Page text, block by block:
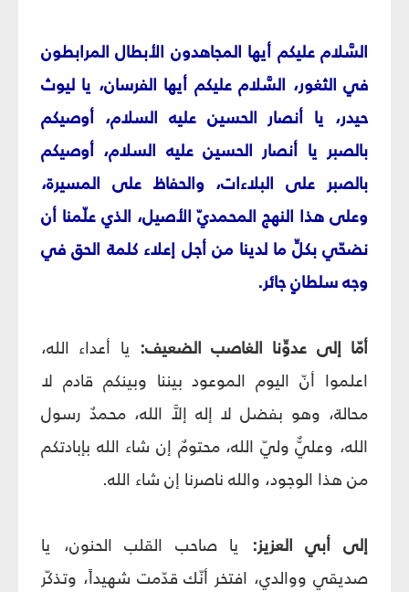
السَّلام عليكم أيها المجاهدون الأبطال المرابطون
في الثغور، السَّلام عليكم أيها الفرسان، يا ليوث
حيدر، يا أنصار الحسين عليه السلام، أوصيكم
بالصبر يا أنصار الحسين عليه السلام، أوصيكم
بالصبر على البلاءات، والحفاظ على المسيرة،
وعلى هذا النهج المحمديّ الأصيل، الذي علّمنا أن
نضحّي بكلِّ ما لدينا من أجل إعلاء كلمة الحق في
وجه سلطانٍ جائر.
أمّا إلى عدوِّنا الغاصب الضعيف: يا أعداء الله،
اعلموا أنّ اليوم الموعود بيننا وبينكم قادم لا
محالة، وهو بفضل لا إله إلاَّ الله، محمدٌ رسول
الله، وعليٌّ وليّ الله، محتومٌ إن شاء الله بإبادتكم
من هذا الوجود، والله ناصرنا إن شاء الله.
إلى أبي العزيز: يا صاحب القلب الحنون، يا
صديقي ووالدي، افتخر أنّك قدّمت شهيداً، وتذكّر